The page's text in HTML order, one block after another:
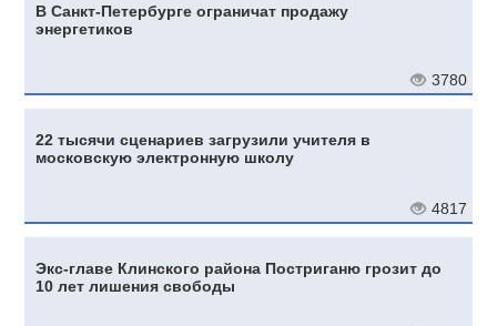
В Санкт-Петербурге ограничат продажу
энергетиков
3780
22 тысячи сценариев загрузили учителя в
московскую электронную школу
4817
Экс-главе Клинского района Постриганю грозит до
10 лет лишения свободы